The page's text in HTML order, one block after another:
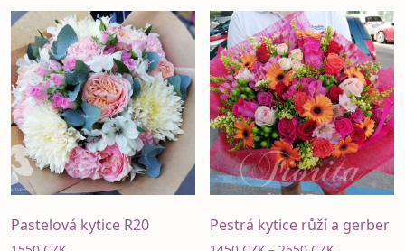
variants.
The
options
may
be
chosen
on
the
product
Pastelová kytice R20 Pestrá kytice růží a gerber